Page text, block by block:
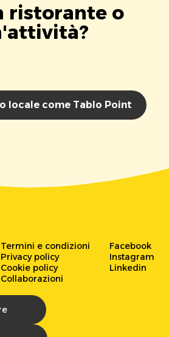
ristorante o
locale come Tablo Point
Termini e condizioni
Privacy policy
Cookie policy
Collaborazioni
Facebook
Instagram
Linkedin